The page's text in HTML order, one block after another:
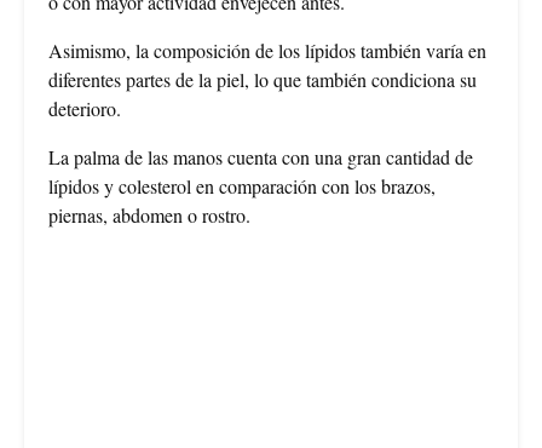
Asimismo, la composición de los lípidos también varía en
diferentes partes de la piel, lo que también condiciona su
deterioro.
La palma de las manos cuenta con una gran cantidad de
lípidos y colesterol en comparación con los brazos,
piernas, abdomen o rostro.